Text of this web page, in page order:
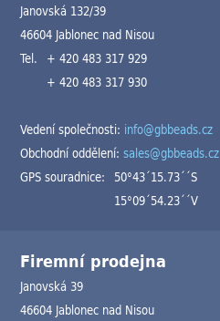
Janovská 132/39
46604 Jablonec nad Nisou
Tel. + 420 483 317 929
+ 420 483 317 930
Vedení společnosti: info@gbbeads.cz
Obchodní oddělení:sales@gbbeads.cz
GPS souradnice: 50°43´15.73´´S
15°09´54.23´´V
Firemní prodejna
Janovská 39
46604 Jablonec nad Nisou